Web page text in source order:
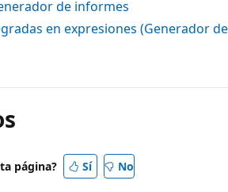
de informes
en expresiones (Generador de
página? Sí No